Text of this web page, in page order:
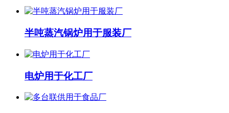
半吨蒸汽锅炉用于服装厂
电炉用于化工厂